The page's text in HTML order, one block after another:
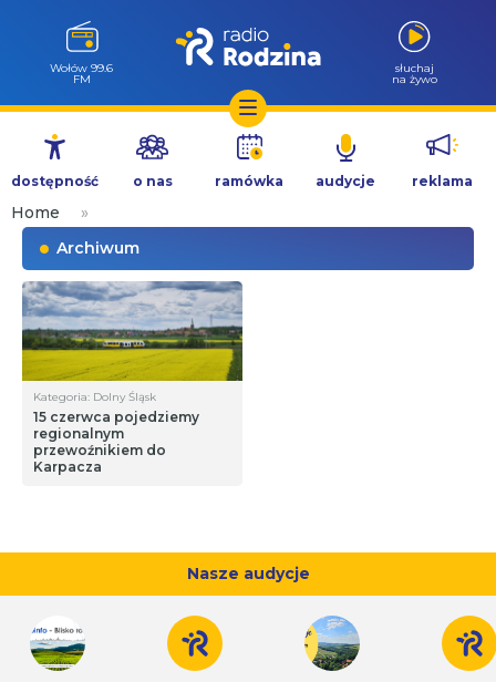
Przejdź
treści
Wołów 99.6
FM
słuchaj
na żywo
dostępność o nas ramówka audycje reklama
Home
»
Archiwum
Kategoria: Dolny Śląsk
15 czerwca pojedziemy
regionalnym
przewoźnikiem do
Karpacza
Nasze audycje